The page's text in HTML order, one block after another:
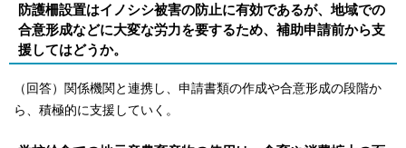
防護柵設置はイノシシ被害の防止に有効であるが、地域での
合意形成などに大変な労力を要するため、補助申請前から支
援してはどうか。
（回答）関係機関と連携し、申請書類の作成や合意形成の段階か
ら、積極的に支援していく。